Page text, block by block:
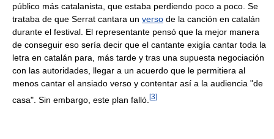
público más catalanista, que estaba perdiendo poco a poco. Se
trataba de que Serrat cantara un verso de la canción en catalán
durante el festival. El representante pensó que la mejor manera
de conseguir eso sería decir que el cantante exigía cantar toda la
letra en catalán para, más tarde y tras una supuesta negociación
con las autoridades, llegar a un acuerdo que le permitiera al
menos cantar el ansiado verso y contentar así a la audiencia "de
casa". Sin embargo, este plan falló. [3]